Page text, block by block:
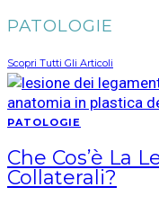
PATOLOGIE
Scopri Tutti Gli Articoli
PATOLOGIE
Che Cos’è La
Collaterali?